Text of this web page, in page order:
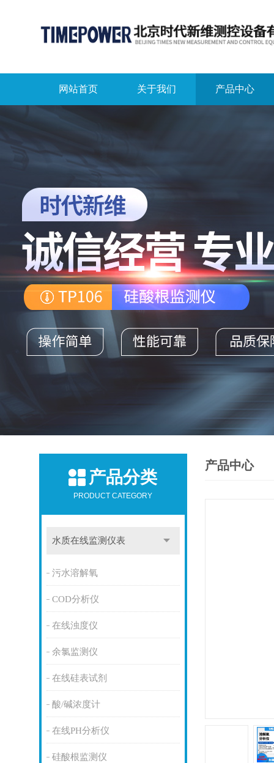
网站首页 关于我们 产品中心
产品分类
PRODUCT CATEGORY
水质在线监测仪表
污水溶解氧
COD分析仪
在线浊度仪
余氯监测仪
在线硅表试剂
酸/碱浓度计
在线PH分析仪
硅酸根监测仪
产品中心